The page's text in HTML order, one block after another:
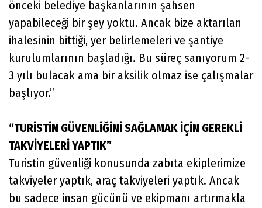
önceki belediye başkanlarının şahsen
yapabileceği bir şey yoktu. Ancak bize aktarılan
ihalesinin bittiği, yer belirlemeleri ve şantiye
kurulumlarının başladığı. Bu süreç sanıyorum 2-
3 yılı bulacak ama bir aksilik olmaz ise çalışmalar
başlıyor.”
“TURİSTİN GÜVENLİĞİNİ SAĞLAMAK İÇİN GEREKLİ
TAKVİYELERİ YAPTIK”
Turistin güvenliği konusunda zabıta ekiplerimize
takviyeler yaptık, araç takviyeleri yaptık. Ancak
bu sadece insan gücünü ve ekipmanı artırmakla